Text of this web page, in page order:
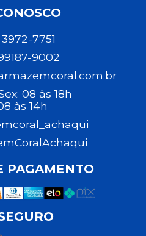
3972-7751
9002
08 às 18h
às 14h
PAGAMENTO